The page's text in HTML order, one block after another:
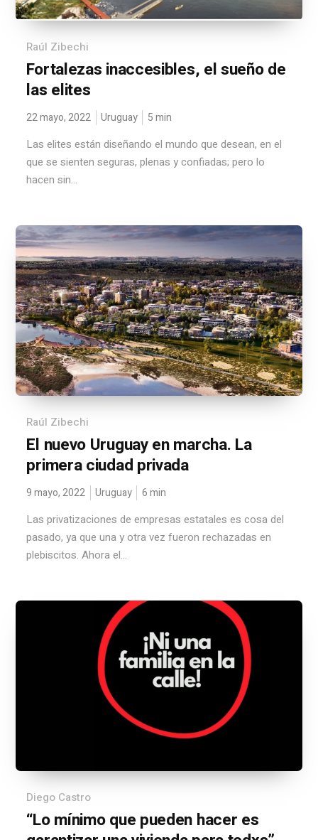
Raúl Zibechi
Fortalezas inaccesibles, el sueño de
las elites
22 mayo, 2022 Uruguay 5 min
Las elites están diseñando el mundo que desean, en el
que se sienten seguras, plenas y confiadas; pero lo
hacen sin...
Raúl Zibechi
El nuevo Uruguay en marcha. La
primera ciudad privada
9 mayo, 2022 Uruguay 6 min
Las privatizaciones de empresas estatales es cosa del
pasado, ya que una y otra vez fueron rechazadas en
plebiscitos. Ahora el...
Diego Castro
“Lo mínimo que pueden hacer es